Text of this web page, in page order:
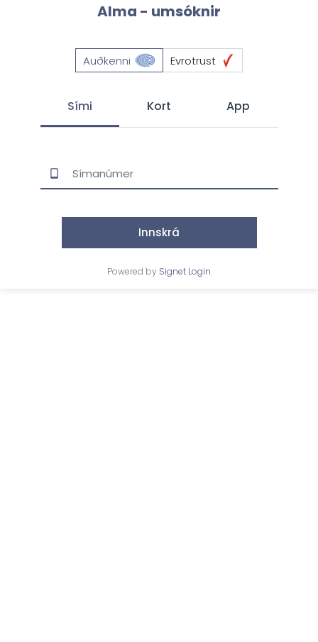
Alma - umsóknir
Auðkenni Evrotrust
Sími Kort App
Innskrá
Powered by Signet Login